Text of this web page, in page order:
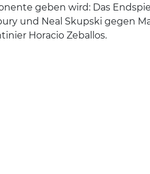
geben wird: Das
und Neal Skupski gegen
Horacio Zeballos.